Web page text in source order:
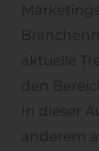
aktuelle
den
In dieser
anderem